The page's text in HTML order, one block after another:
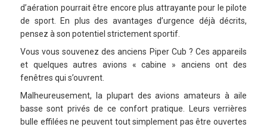
d’aération pourrait être encore plus attrayante pour le pilote
de sport. En plus des avantages d’urgence déjà décrits,
pensez à son potentiel strictement sportif.
Vous vous souvenez des anciens Piper Cub ? Ces appareils
et quelques autres avions « cabine » anciens ont des
fenêtres qui s’ouvrent.
Malheureusement, la plupart des avions amateurs à aile
basse sont privés de ce confort pratique. Leurs verrières
bulle effilées ne peuvent tout simplement pas être ouvertes